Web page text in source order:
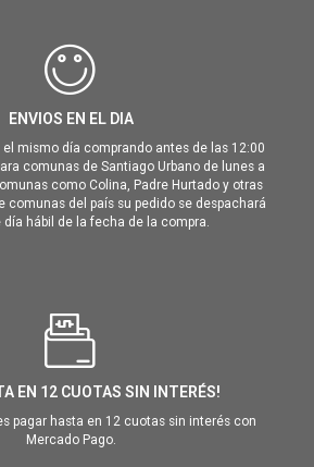
ENVIOS EN EL DIA
el mismo día comprando antes de las 12:00
comunas de Santiago Urbano de lunes a
como Colina, Padre Hurtado y otras
comunas del país su pedido se despachará
día hábil de la fecha de la compra.
EN 12 CUOTAS SIN INTERÉS!
pagar hasta en 12 cuotas sin interés con
Mercado Pago.